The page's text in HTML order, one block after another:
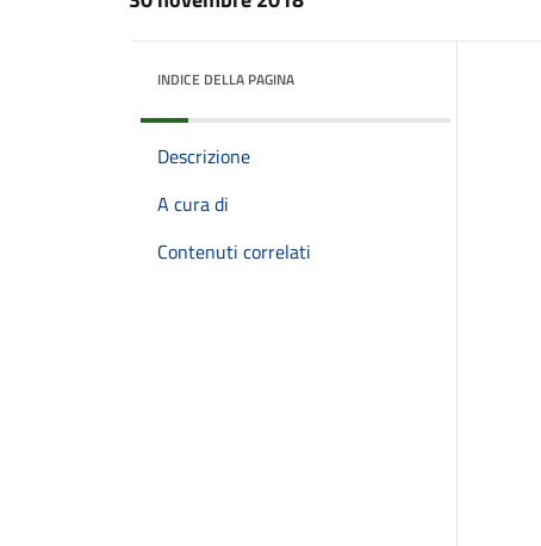
INDICE DELLA PAGINA
Descrizione
A cura di
Contenuti correlati